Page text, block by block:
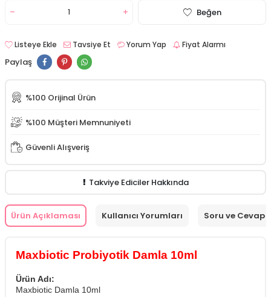
Beğen
Listeye Ekle Tavsiye Et Yorum Yap Fiyat Alarmı
Paylaş
%100 Orijinal Ürün
%100 Müşteri Memnuniyeti
Güvenli Alışveriş
Takviye Ediciler Hakkında
Ürün Açıklaması Kullanıcı Yorumları Soru ve Cevap
Maxbiotic Probiyotik Damla 10ml
Ürün Adı:
Maxbiotic Damla 10ml